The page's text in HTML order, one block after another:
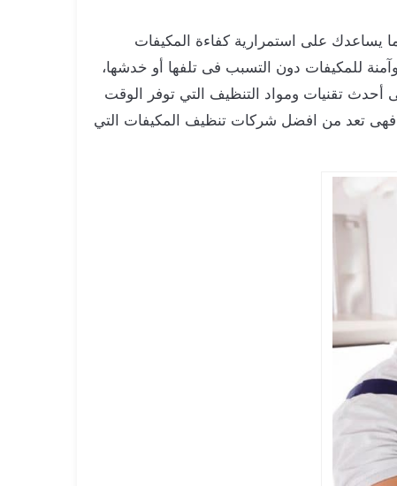
يساعدك على استمرارية كفاءة المكيفات
للمكيفات دون التسبب فى تلفها أو خدشها،
أحدث تقنيات ومواد التنظيف التي توفر الوقت
فهى تعد من افضل شركات تنظيف المكيفات التي